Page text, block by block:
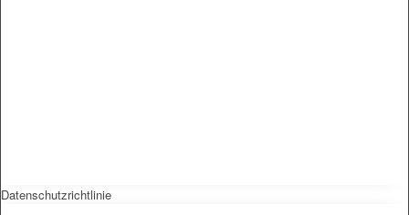
Datenschutzrichtlinie